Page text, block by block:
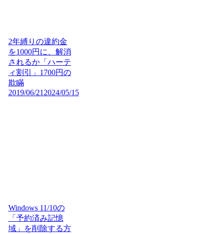
2年縛りの違約金
を1000円に、解消
されるか「ハーテ
ィ割引」1700円の
欺瞞
2019/06/21 2024/05/15
Windows 11/10の
「予約済み記憶
域」を削除する方